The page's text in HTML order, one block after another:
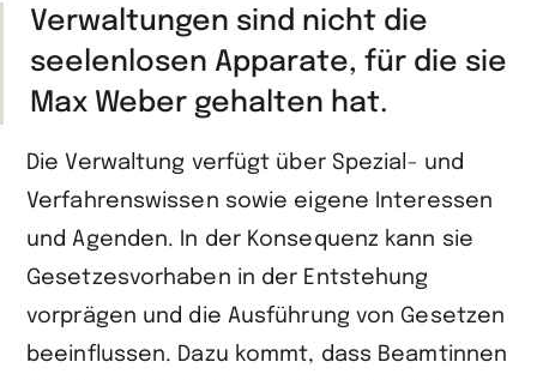
Verwaltungen sind nicht die
seelenlosen Apparate, für die sie
Max Weber gehalten hat.
Die Verwaltung verfügt über Spezial- und
Verfahrenswissen sowie eigene Interessen
und Agenden. In der Konsequenz kann sie
Gesetzesvorhaben in der Entstehung
vorprägen und die Ausführung von Gesetzen
beeinflussen. Dazu kommt, dass Beamtinnen